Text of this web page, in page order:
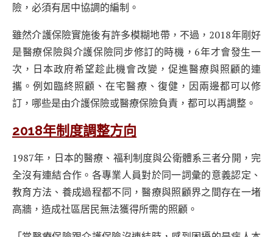
險，必須有居中協調的編制。
雖然介護保險實施後有許多模糊地帶，不過，2018年剛好
是醫療保險與介護保險同步修訂的時機，6年才會發生一
次，日本政府希望趁此機會改變，促進醫療與照顧的連
攜。例如臨終照顧、在宅醫療、復健，因兩邊都可以修
訂，哪些是由介護保險或醫療保險負責，都可以再調整。
2018年制度調整方向
1987年，日本的醫療、福利制度與公衛體系三者分開，完
全沒有連結合作。各專業人員對於同一詞彙的意義認定、
教育方法、養成過程都不同，醫療與照顧界之間存在一堵
高牆，造成社區居民無法獲得所需的照顧。